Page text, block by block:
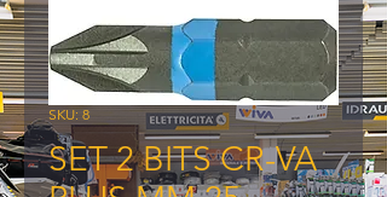
SKU: 8
SET 2 BITS CR-VA